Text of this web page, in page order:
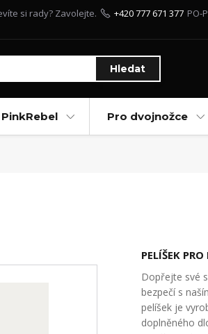
Hledat
si rady? Zavolejte. +420 777 671 377 PO-
PinkRebel Pro dvojnožce
PELÍŠEK
Dopřejte své
bezpečí s
pelíšek je
doplněného